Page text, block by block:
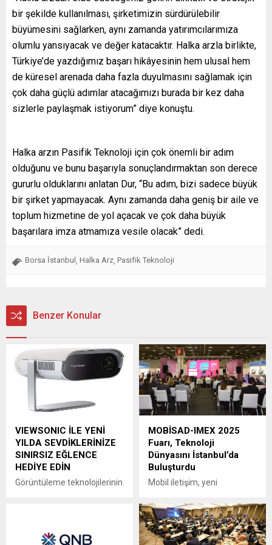
bir şekilde kullanılması, şirketimizin sürdürülebilir
büyümesini sağlarken, aynı zamanda yatırımcılarımıza
olumlu yansıyacak ve değer katacaktır. Halka arzla birlikte,
Türkiye’de yazdığımız başarı hikâyesinin hem ulusal hem
de küresel arenada daha fazla duyulmasını sağlamak için
çok daha güçlü adımlar atacağımızı burada bir kez daha
sizlerle paylaşmak istiyorum” diye konuştu.
Halka arzın Pasifik Teknoloji için çok önemli bir adım
olduğunu ve bunu başarıyla sonuçlandırmaktan son derece
gururlu olduklarını anlatan Dur, “Bu adım, bizi sadece büyük
bir şirket yapmayacak. Aynı zamanda daha geniş bir aile ve
toplum hizmetine de yol açacak ve çok daha büyük
başarılara imza atmamıza vesile olacak” dedi.
Borsa İstanbul Halka Arz Pasifik Teknoloji
Benzer Konular
VIEWSONIC İLE YENİ
YILDA SEVDİKLERİNİZE
SINIRSIZ EĞLENCE
HEDİYE EDİN
Görüntüleme teknolojilerinin
fonksiyonel yeni nesil
MOBİSAD-IMEX 2025
Fuarı, Teknoloji
Dünyasını İstanbul’da
Buluşturdu
Mobil iletişim, yeni
elektroniğinin en kapsamlı
buluşması olan MOBİSAD-
IMEX 2025, İstanbul Fuar